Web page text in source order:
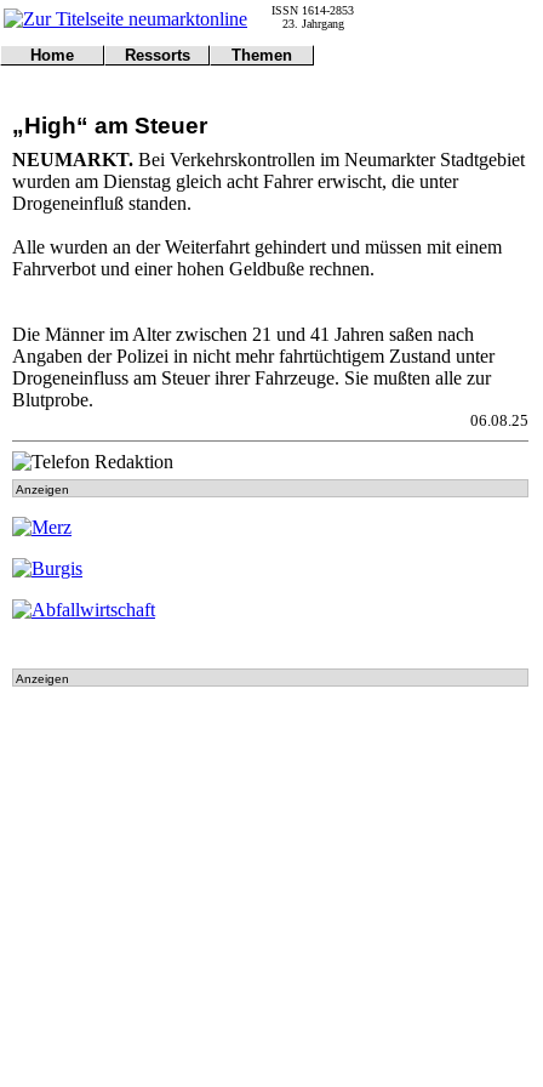
„High“ am Steuer
NEUMARKT. Bei Verkehrskontrollen im Neumarkter Stadtgebiet
wurden am Dienstag gleich acht Fahrer erwischt, die unter
Drogeneinfluß standen.
Alle wurden an der Weiterfahrt gehindert und müssen mit einem
Fahrverbot und einer hohen Geldbuße rechnen.
Die Männer im Alter zwischen 21 und 41 Jahren saßen nach
Angaben der Polizei in nicht mehr fahrtüchtigem Zustand unter
Drogeneinfluss am Steuer ihrer Fahrzeuge. Sie mußten alle zur
Blutprobe.
06.08.25
Anzeigen
Anzeigen
ISSN 1614-2853
23. Jahrgang
Home
Notfall
Impressum
Ressorts
Wirtschaft
Sport
Polizei
Wetter
Themen
Online
Gesundheit
Statistiken
@NM
Tiere
Schule